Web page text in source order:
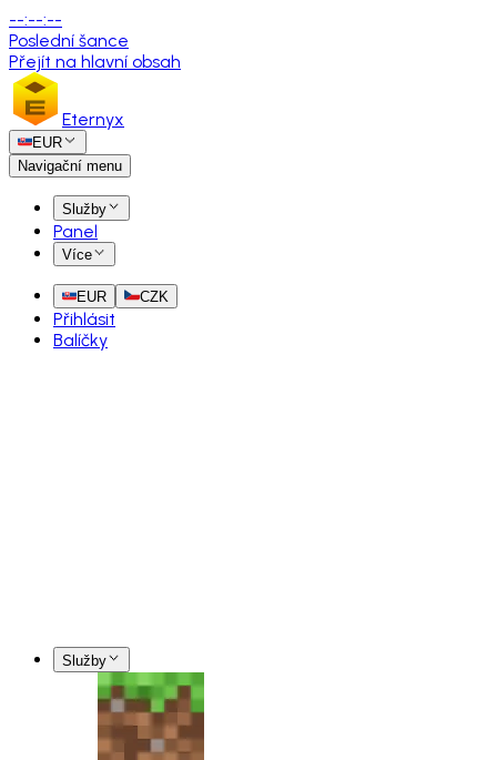
--:--:--
Poslední šance
Přejít na hlavní obsah
Eternyx
EUR
Navigační menu
Služby
Panel
Více
EUR CZK
Přihlásit
Balíčky
Služby